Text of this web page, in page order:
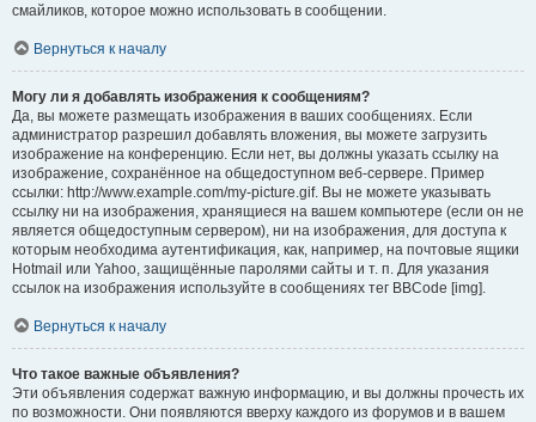
смайликов, которое можно использовать в сообщении.
Вернуться к началу
Могу ли я добавлять изображения к сообщениям?
Да, вы можете размещать изображения в ваших сообщениях. Если
администратор разрешил добавлять вложения, вы можете загрузить
изображение на конференцию. Если нет, вы должны указать ссылку на
изображение, сохранённое на общедоступном веб-сервере. Пример
ссылки: http://www.example.com/my-picture.gif. Вы не можете указывать
ссылку ни на изображения, хранящиеся на вашем компьютере (если он не
является общедоступным сервером), ни на изображения, для доступа к
которым необходима аутентификация, как, например, на почтовые ящики
Hotmail или Yahoo, защищённые паролями сайты и т. п. Для указания
ссылок на изображения используйте в сообщениях тег BBCode [img].
Вернуться к началу
Что такое важные объявления?
Эти объявления содержат важную информацию, и вы должны прочесть их
по возможности. Они появляются вверху каждого из форумов и в вашем